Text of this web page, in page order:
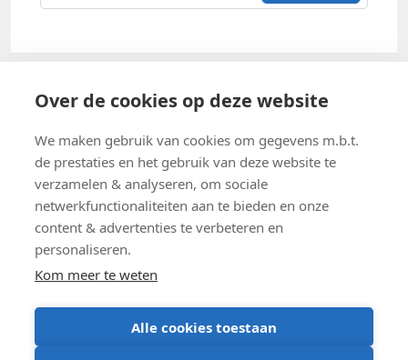
Privacybeleid
Cookie-instellingen
Over de cookies op deze website
We maken gebruik van cookies om gegevens m.b.t.
de prestaties en het gebruik van deze website te
verzamelen & analyseren, om sociale
netwerkfunctionaliteiten aan te bieden en onze
content & advertenties te verbeteren en
personaliseren.
Kom meer te weten
Alle cookies toestaan